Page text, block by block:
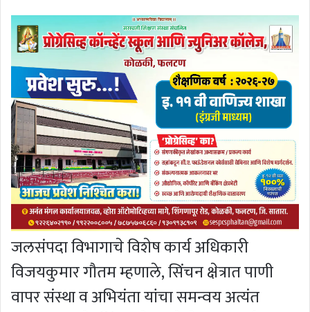
जलसंपदा विभागाचे विशेष कार्य अधिकारी
विजयकुमार गौतम म्हणाले, सिंचन क्षेत्रात पाणी
वापर संस्था व अभियंता यांचा समन्वय अत्यंत